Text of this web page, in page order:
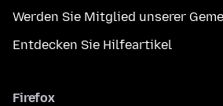
Werden Sie Mitglied unserer
Entdecken Sie Hilfeartikel
Firefox